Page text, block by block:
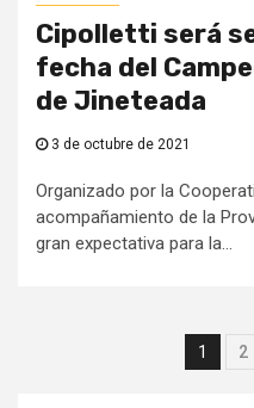
Cipolletti será
fecha del
de Jineteada
3 de octubre de 2021
Organizado por la
acompañamiento de la
gran expectativa para la...
1 2